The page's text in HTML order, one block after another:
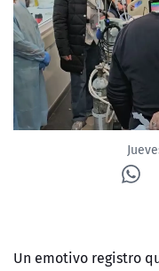
ACTUALIDAD Y
CORPORATIVO Y
CANAL DE
ÁREA DE PROYECTOS
Un emotivo registro